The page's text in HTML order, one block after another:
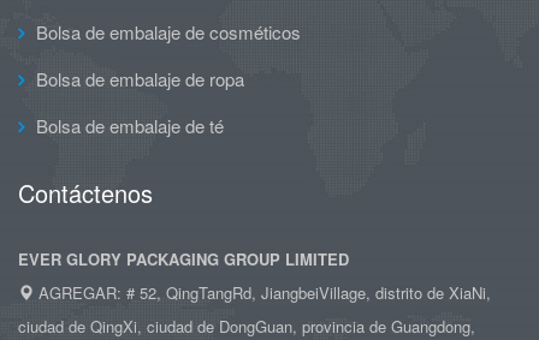
Bolsa de embalaje de cosméticos
Bolsa de embalaje de ropa
Bolsa de embalaje de té
Contáctenos
EVER GLORY PACKAGING GROUP LIMITED
AGREGAR: # 52, QingTangRd, JiangbeiVillage, distrito de XiaNi,
ciudad de QingXi, ciudad de DongGuan, provincia de Guangdong,